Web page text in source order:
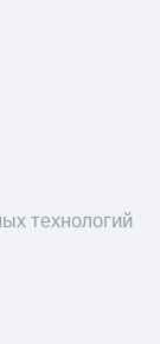
технологий